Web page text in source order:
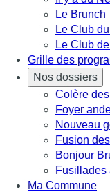
Le Brunch
Le Club
Le Club
Grille des
Nos dossiers
Colère
Foyer
Nouveau
Fusion
Bonjour
Fusillades
Ma Commune